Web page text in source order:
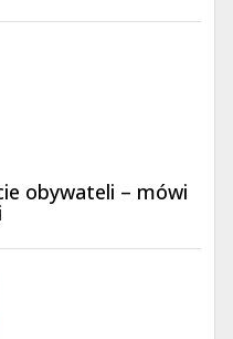
obywateli – mówi